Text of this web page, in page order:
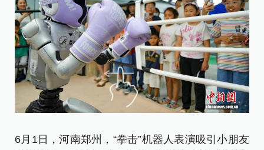
6月1日，河南郑州，“拳击”机器人表演吸引小朋友